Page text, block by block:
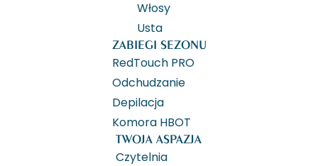
Włosy
Usta
ZABIEGI SEZONU
RedTouch PRO
Odchudzanie
Depilacja
Komora HBOT
TWOJA ASPAZJA
Czytelnia